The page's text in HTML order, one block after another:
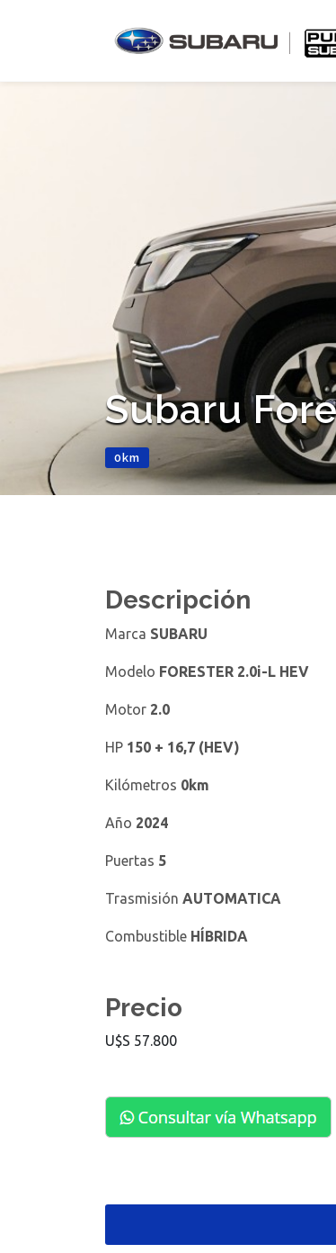
Subaru
0km
Descripción
Marca SUBARU
Modelo FORESTER 2.0i-L HEV
Motor 2.0
HP 150 + 16,7 (HEV)
Kilómetros 0km
Año 2024
Puertas 5
Trasmisión AUTOMATICA
Combustible HÍBRIDA
Precio
U$S 57.800